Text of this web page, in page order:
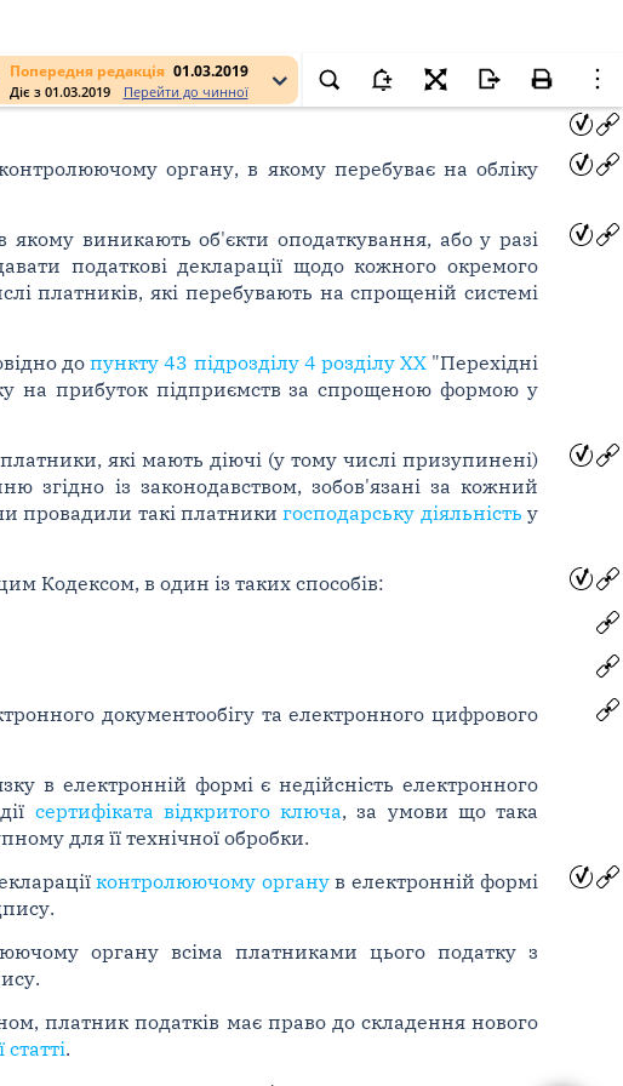
Попередня редакція 01.03.2019
Діє з 01.03.2019 Перейти до чинної